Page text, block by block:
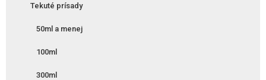
Tekuté prísady
50ml a menej
100ml
300ml